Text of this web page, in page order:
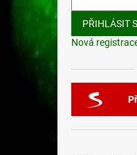
PŘIHLÁSIT
Nová